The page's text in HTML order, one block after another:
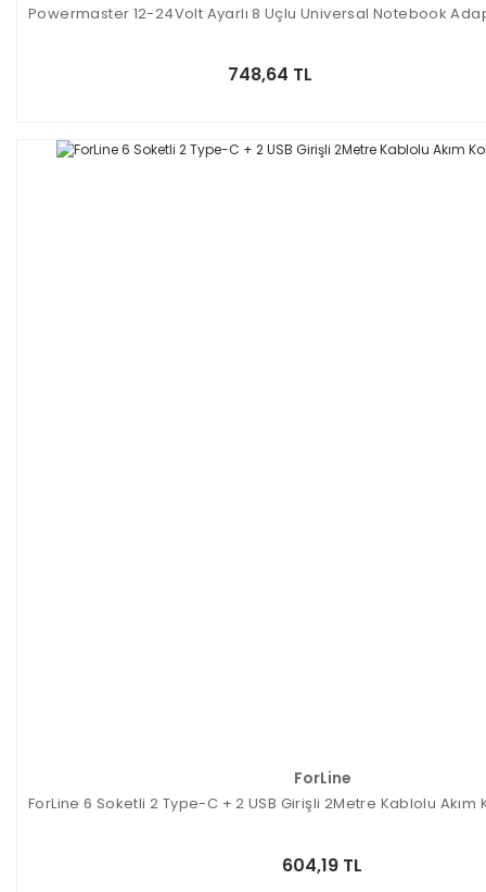
Powermaster 12-24Volt Ayarlı 8 Uçlu Universal Notebook
748,64 TL
ForLine
ForLine 6 Soketli 2 Type-C + 2 USB Girişli 2Metre Kablolu Akım
604,19 TL